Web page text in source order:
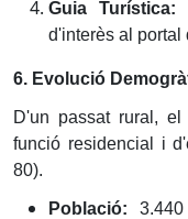
Guia Turística:
d'interès al portal
6. Evolució
D'un passat rural,
funció residencial i
80).
Població: